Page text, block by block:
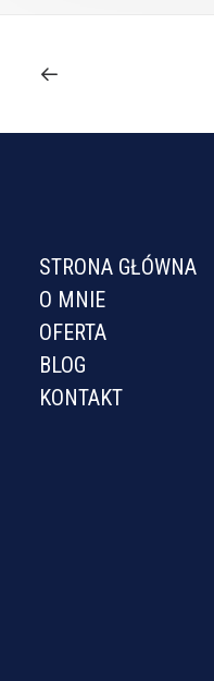
STRONA GŁÓWNA
O MNIE
OFERTA
BLOG
KONTAKT